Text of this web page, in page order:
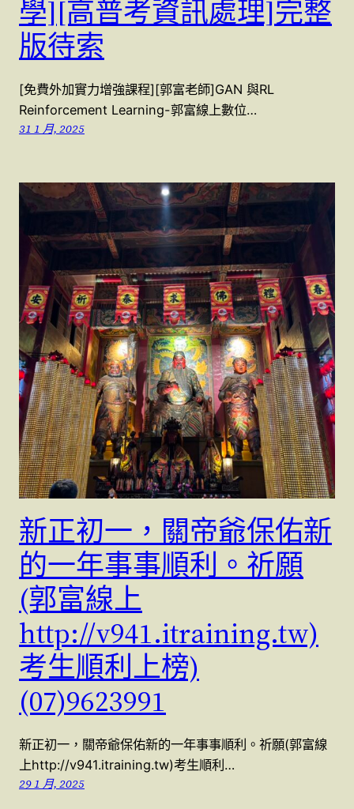
學][高普考資訊處理]完整
版待索
[免費外加實力增強課程][郭富老師]GAN 與RL
Reinforcement Learning-郭富線上數位…
31 1 月, 2025
新正初一，關帝爺保佑新
的一年事事順利。祈願
(郭富線上
http://v941.itraining.tw)
考生順利上榜)
(07)9623991
新正初一，關帝爺保佑新的一年事事順利。祈願(郭富線
上http://v941.itraining.tw)考生順利…
29 1 月, 2025